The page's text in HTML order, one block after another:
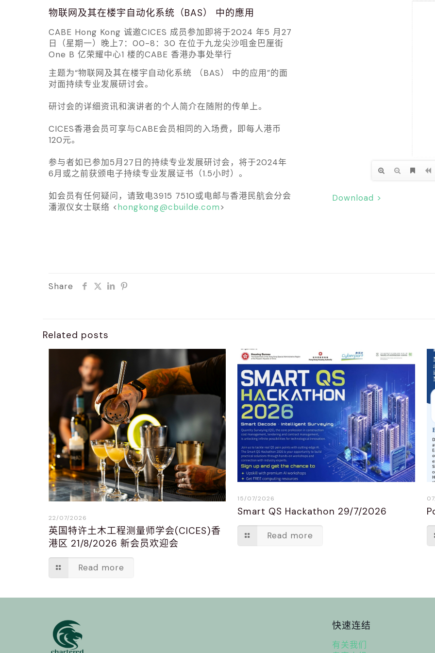
物联网及其在楼宇自动化系统（BAS） 中的應用
CABE Hong Kong 诚邀CICES 成员参加即将于2024 年5 月27
日（星期一）晚上7：00-8：30 在位于九龙尖沙咀金巴厘街
One B 亿荣耀中心1 楼的CABE 香港办事处举行
主题为“物联网及其在楼宇自动化系统 （BAS） 中的应用”的面
对面持续专业发展研讨会。
研讨会的详细资讯和演讲者的个人简介在随附的传单上。
CICES香港会员可享与CABE会员相同的入场费，即每人港币
120元。
参与者如已参加5月27日的持续专业发展研讨会，将于2024年
6月或之前获颁电子持续专业发展证书（1.5小时）。
如会员有任何疑问，请致电3915 7510或电邮与香港民航会分会
潘淑仪女士联络 <hongkong@cbuilde.com>
Download >
Share
Related posts
22/07/2026
英国特许土木工程测量师学会(CICES)香
港区 21/8/2026 新会员欢迎会
Read more
15/07/2026
Smart QS Hackathon 29/7/2026
Read more
快速连结
有关我们